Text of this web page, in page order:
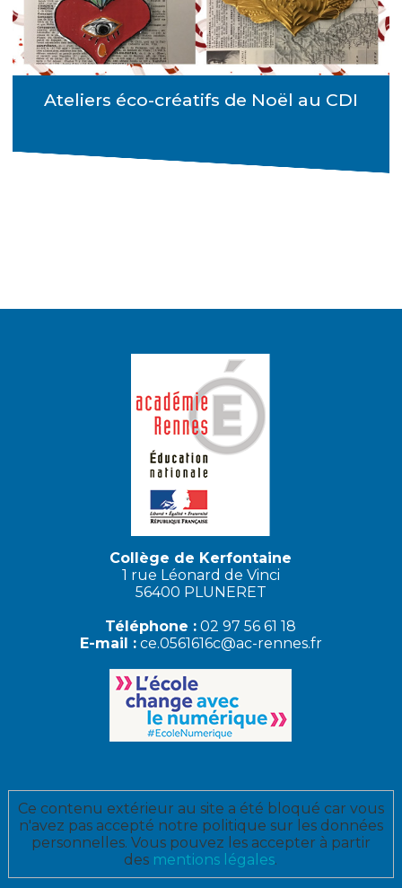
Ateliers éco-créatifs de Noël au CDI
Collège de Kerfontaine
1 rue Léonard de Vinci
56400 PLUNERET
Téléphone : 02 97 56 61 18
E-mail : ce.0561616c@ac-rennes.fr
Ce contenu extérieur au site a été bloqué car vous
n'avez pas accepté notre politique sur les données
personnelles. Vous pouvez les accepter à partir
des mentions légales.